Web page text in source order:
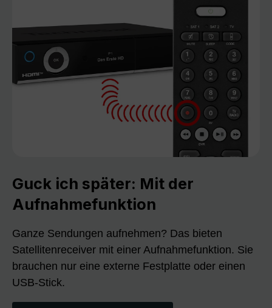
Guck ich später: Mit der
Aufnahmefunktion
Ganze Sendungen aufnehmen? Das bieten
Satellitenreceiver mit einer Aufnahmefunktion. Sie
brauchen nur eine externe Festplatte oder einen
USB-Stick.